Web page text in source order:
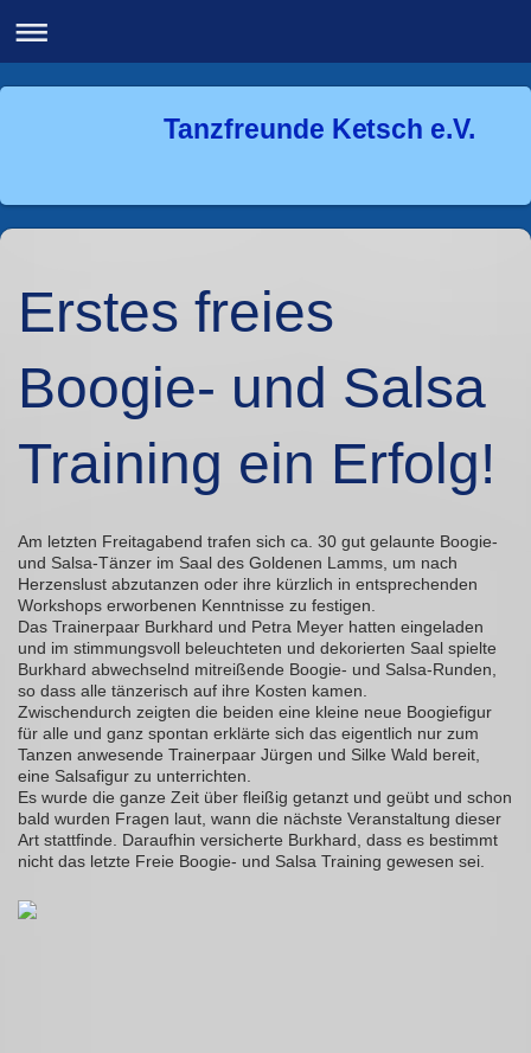
Tanzfreunde Ketsch e.V.
Erstes freies
Boogie- und Salsa
Training ein Erfolg!
Am letzten Freitagabend trafen sich ca. 30 gut gelaunte Boogie-
und Salsa-Tänzer im Saal des Goldenen Lamms, um nach
Herzenslust abzutanzen oder ihre kürzlich in entsprechenden
Workshops erworbenen Kenntnisse zu festigen.
Das Trainerpaar Burkhard und Petra Meyer hatten eingeladen
und im stimmungsvoll beleuchteten und dekorierten Saal spielte
Burkhard abwechselnd mitreißende Boogie- und Salsa-Runden,
so dass alle tänzerisch auf ihre Kosten kamen.
Zwischendurch zeigten die beiden eine kleine neue Boogiefigur
für alle und ganz spontan erklärte sich das eigentlich nur zum
Tanzen anwesende Trainerpaar Jürgen und Silke Wald bereit,
eine Salsafigur zu unterrichten.
Es wurde die ganze Zeit über fleißig getanzt und geübt und schon
bald wurden Fragen laut, wann die nächste Veranstaltung dieser
Art stattfinde. Daraufhin versicherte Burkhard, dass es bestimmt
nicht das letzte Freie Boogie- und Salsa Training gewesen sei.